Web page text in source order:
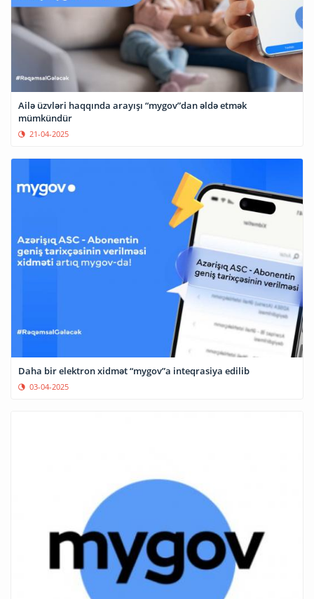
Ailə üzvləri haqqında arayışı “mygov”dan əldə etmək
mümkündür
21-04-2025
Daha bir elektron xidmət “mygov”a inteqrasiya edilib
03-04-2025